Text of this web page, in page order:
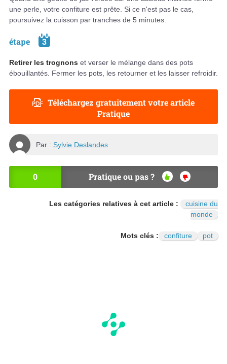
une perle, votre confiture est prête. Si ce n'est pas le cas,
poursuivez la cuisson par tranches de 5 minutes.
étape 3
Retirer les trognons et verser le mélange dans des pots
ébouillantés. Fermer les pots, les retourner et les laisser refroidir.
Téléchargez gratuitement votre article
Pratique
Par : Sylvie Deslandes
0 Pratique ou pas ?
OU
I
NO
N
Les catégories relatives à cet article :
cuisine du
monde
Mots clés : confiture pot